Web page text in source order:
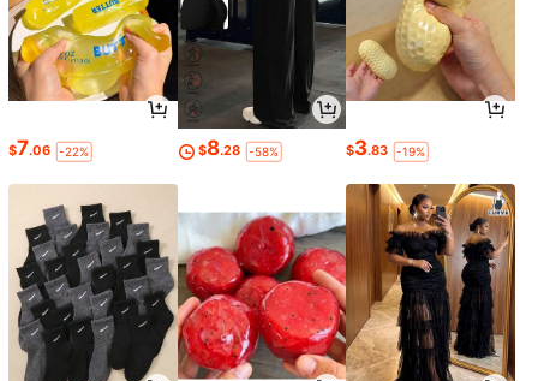
$7.06 -22% $8.28 -58% $3.83 -19%